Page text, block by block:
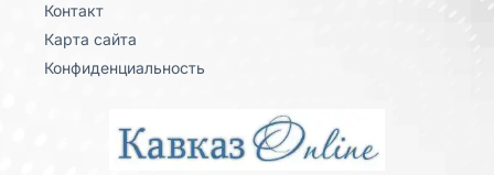
Контакт
Карта сайта
Конфиденциальность